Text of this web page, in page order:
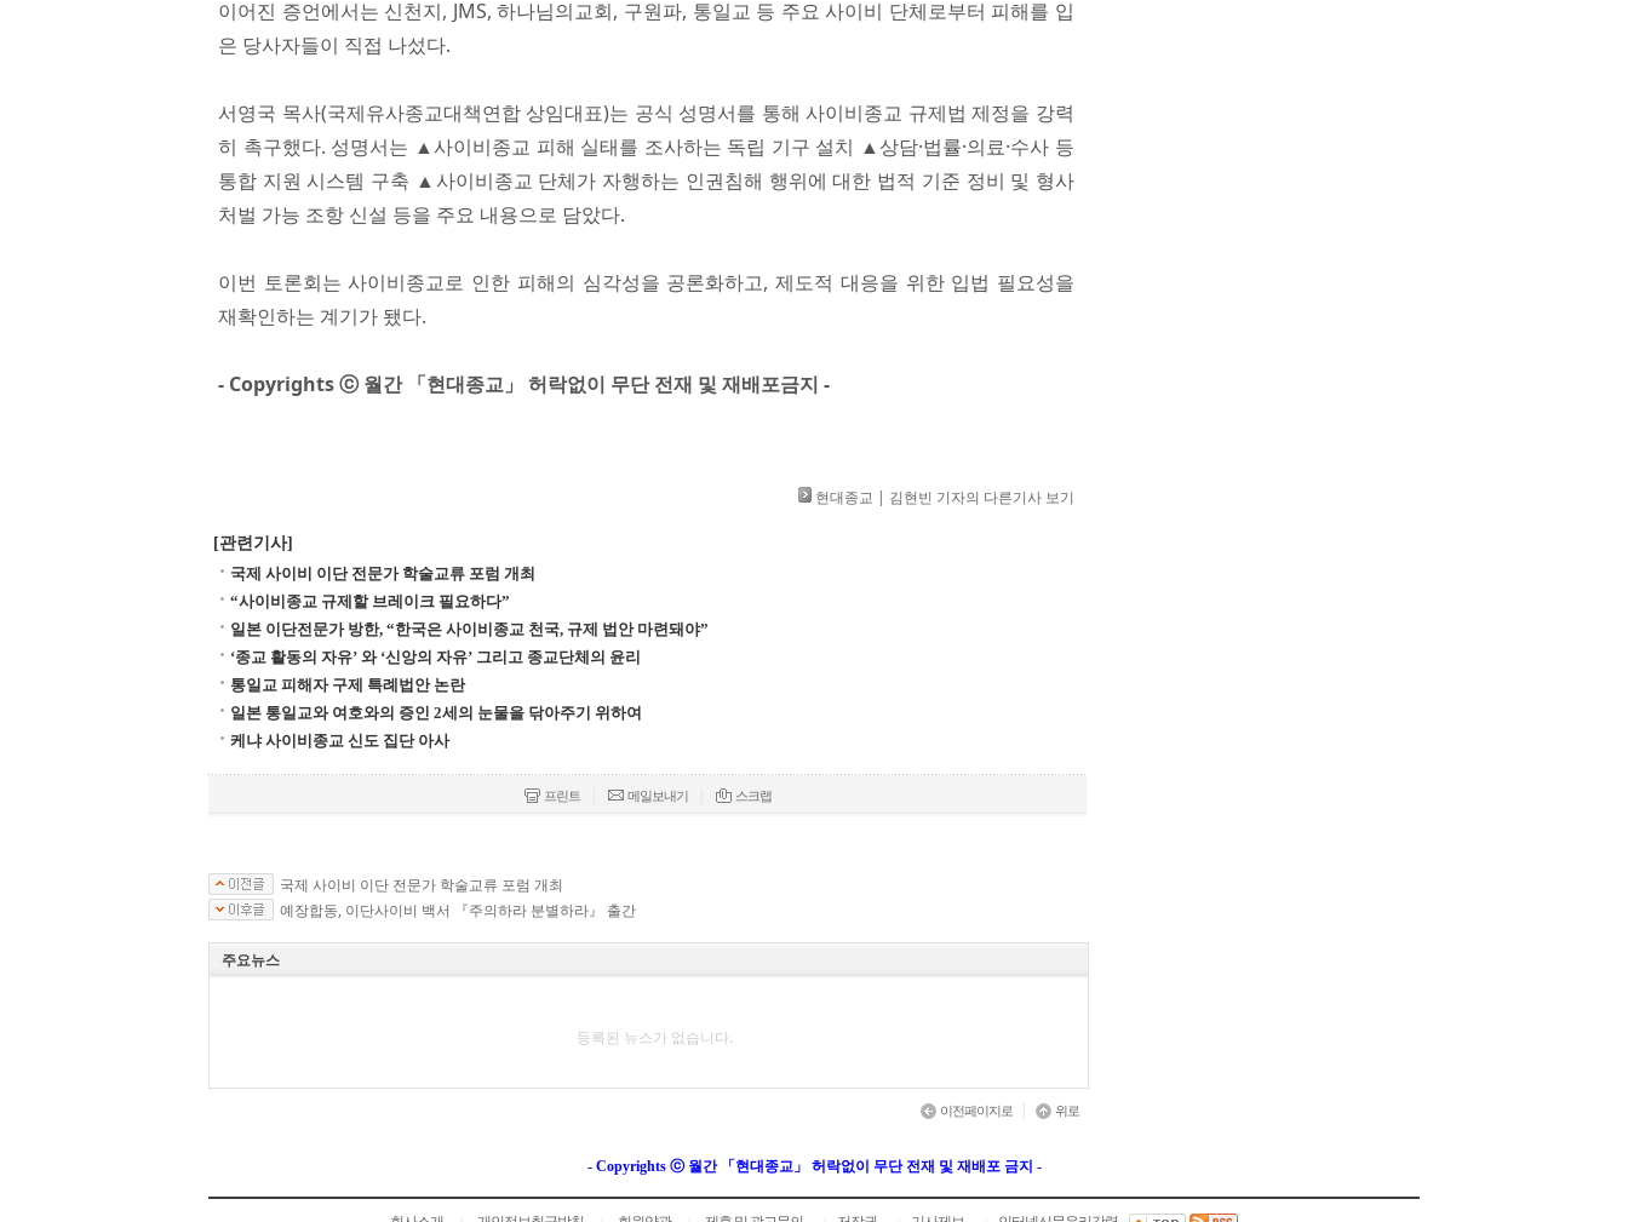
이어진 증언에서는 신천지, JMS, 하나님의교회, 구원파, 통일교 등 주요 사이비 단체로부터 피해를 입
은 당사자들이 직접 나섰다.
서영국 목사(국제유사종교대책연합 상임대표)는 공식 성명서를 통해 사이비종교 규제법 제정을 강력
히 촉구했다. 성명서는 ▲사이비종교 피해 실태를 조사하는 독립 기구 설치 ▲상담·법률·의료·수사 등
통합 지원 시스템 구축 ▲사이비종교 단체가 자행하는 인권침해 행위에 대한 법적 기준 정비 및 형사
처벌 가능 조항 신설 등을 주요 내용으로 담았다.
이번 토론회는 사이비종교로 인한 피해의 심각성을 공론화하고, 제도적 대응을 위한 입법 필요성을
재확인하는 계기가 됐다.​
- Copyrights ⓒ 월간 「현대종교」 허락없이 무단 전재 및 재배포금지 -
현대종교 | 김현빈 기자의 다른기사 보기
[관련기사]
국제 사이비 이단 전문가 학술교류 포럼 개최
“사이비종교 규제할 브레이크 필요하다”
일본 이단전문가 방한, “한국은 사이비종교 천국, 규제 법안 마련돼야”
‘종교 활동의 자유’ 와 ‘신앙의 자유’ 그리고 종교단체의 윤리
통일교 피해자 구제 특례법안 논란
일본 통일교와 여호와의 증인 2세의 눈물을 닦아주기 위하여
케냐 사이비종교 신도 집단 아사
프린트 메일보내기 스크랩
국제 사이비 이단 전문가 학술교류 포럼 개최
예장합동, 이단사이비 백서 『주의하라 분별하라』 출간
주요뉴스
등록된 뉴스가 없습니다.
이전페이지로 | 위로
- Copyrights ⓒ 월간 「현대종교」 허락없이 무단 전재 및 재배포 금지 -